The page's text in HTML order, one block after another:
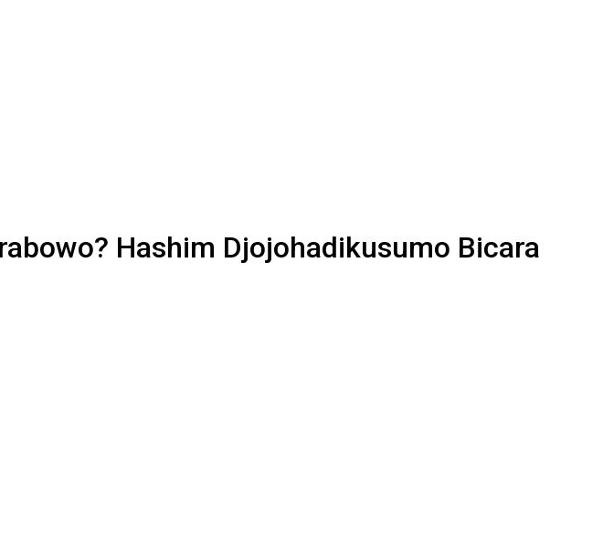
Hashim Djojohadikusumo Bicara